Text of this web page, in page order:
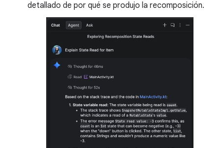
detallado de por qué se produjo la recomposición.